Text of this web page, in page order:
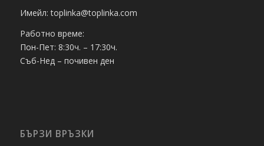
Имейл: toplinka@toplinka.com
Работно време:
Пон-Пет: 8:30ч. – 17:30ч.
Съб-Нед – почивен ден
БЪРЗИ ВРЪЗКИ